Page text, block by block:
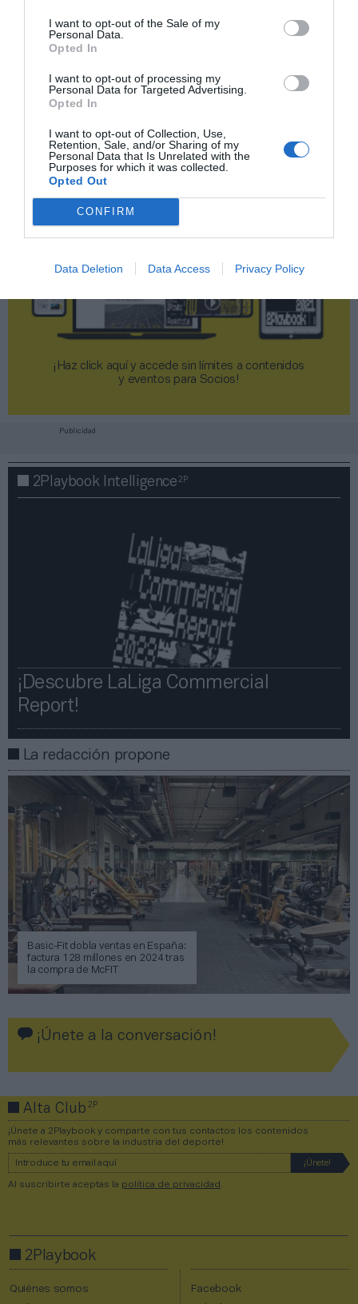
I want to opt-out of the Sale of my
Personal Data.
Opted In
I want to opt-out of processing my
Personal Data for Targeted Advertising.
Opted In
I want to opt-out of Collection, Use,
Retention, Sale, and/or Sharing of my
Personal Data that Is Unrelated with the
Purposes for which it was collected.
Opted Out
CONFIRM
Data Deletion Data Access Privacy Policy
Publicidad
2Playbook Club
¡Haz click aquí y accede sin límites a contenidos
y eventos para Socios!​​​​​​​
Publicidad
2Playbook Intelligence2P
¡Descubre LaLiga Commercial
Report!​​
La redacción propone
Basic-Fit dobla ventas en España:
factura 128 millones en 2024 tras
la compra de McFIT
¡Únete a la conversación!
Alta Club2P
¡Únete a 2Playbook y comparte con tus contactos los contenidos
más relevantes sobre la industria del deporte!
Al suscribirte aceptas la política de privacidad
2Playbook
Quiénes somos
Facebook